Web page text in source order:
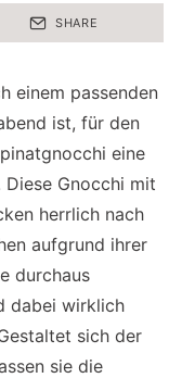
SHARE
einem passenden
ist, für den
eine
Gnocchi mit
herrlich nach
aufgrund ihrer
durchaus
dabei wirklich
sich der
sie die